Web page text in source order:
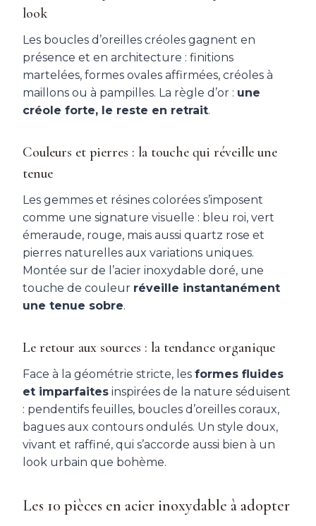
look
Les boucles d’oreilles créoles gagnent en
présence et en architecture : finitions
martelées, formes ovales affirmées, créoles à
maillons ou à pampilles. La règle d’or : une
créole forte, le reste en retrait.
Couleurs et pierres : la touche qui réveille une
tenue
Les gemmes et résines colorées s’imposent
comme une signature visuelle : bleu roi, vert
émeraude, rouge, mais aussi quartz rose et
pierres naturelles aux variations uniques.
Montée sur de l’acier inoxydable doré, une
touche de couleur réveille instantanément
une tenue sobre.
Le retour aux sources : la tendance organique
Face à la géométrie stricte, les formes fluides
et imparfaites inspirées de la nature séduisent
: pendentifs feuilles, boucles d’oreilles coraux,
bagues aux contours ondulés. Un style doux,
vivant et raffiné, qui s’accorde aussi bien à un
look urbain que bohème.
Les 10 pièces en acier inoxydable à adopter